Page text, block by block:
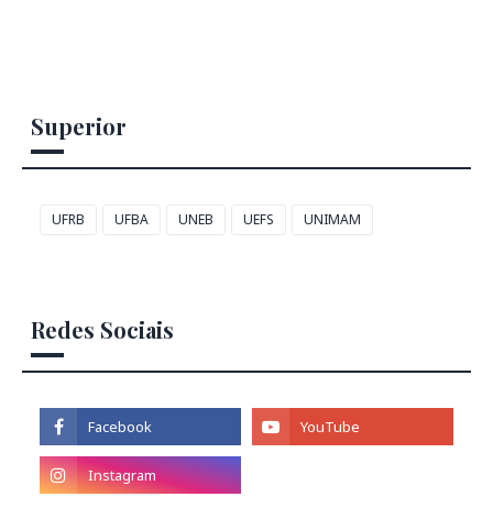
Superior
UFRB UFBA UNEB UEFS UNIMAM
Redes Sociais